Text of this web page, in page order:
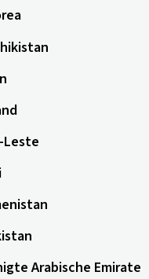
Leste
Arabische Emirate